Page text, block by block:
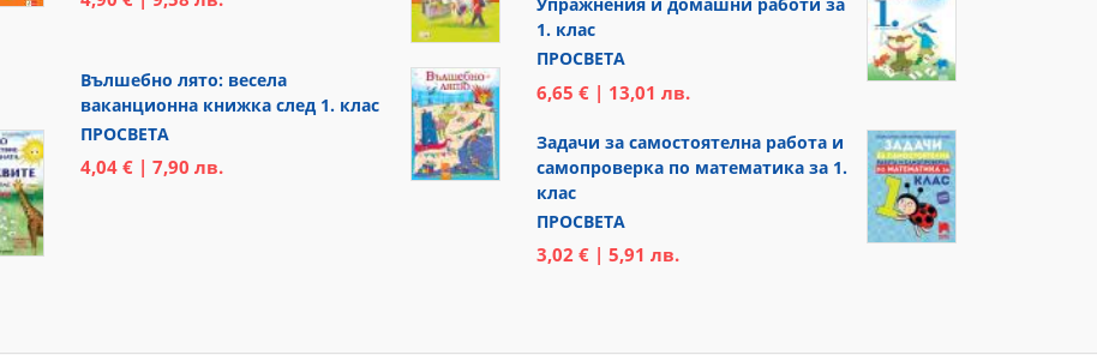
Вълшебно лято: весела
ваканционна книжка след 1. клас
ПРОСВЕТА
4,04 € | 7,90 лв.
Упражнения и домашни работи за
1. клас
ПРОСВЕТА
6,65 € | 13,01 лв.
Задачи за самостоятелна работа и
самопроверка по математика за 1.
клас
ПРОСВЕТА
3,02 € | 5,91 лв.